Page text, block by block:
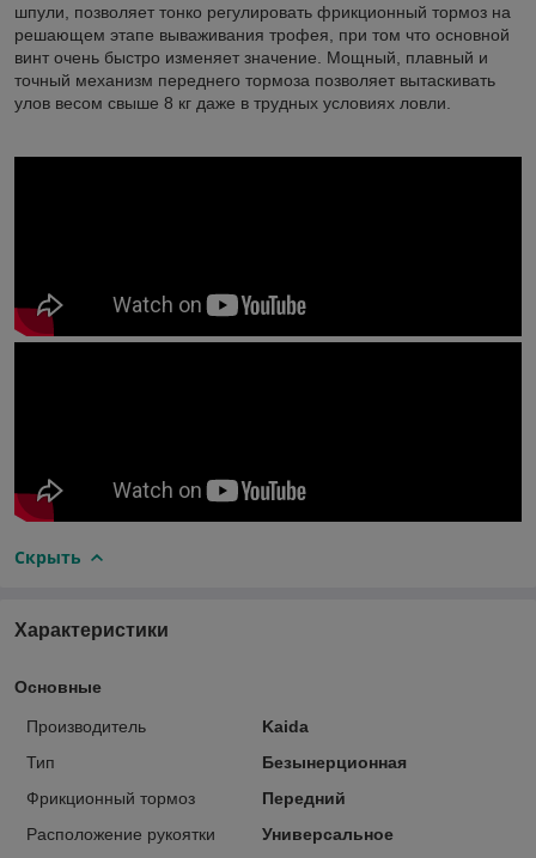
шпули, позволяет тонко регулировать фрикционный тормоз на
решающем этапе вываживания трофея, при том что основной
винт очень быстро изменяет значение. Мощный, плавный и
точный механизм переднего тормоза позволяет вытаскивать
улов весом свыше 8 кг даже в трудных условиях ловли.
Скрыть
Характеристики
Основные
Производитель
Kaida
Тип
Безынерционная
Фрикционный тормоз
Передний
Расположение рукоятки
Универсальное